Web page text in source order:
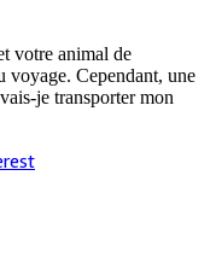
votre animal de
voyage. Cependant, une
je transporter mon